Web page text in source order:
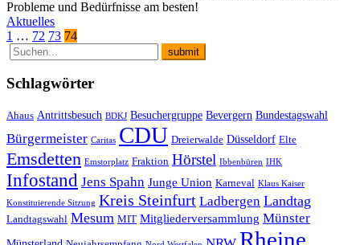
Probleme und Bedürfnisse am besten!
Aktuelles
Seitennummerierung
der
Beiträge
1 … 72 73 74
Schlagwörter
Ahaus Antrittsbesuch BDKJ Besuchergruppe Bevergern Bundestagswahl
Bürgermeister Caritas CDU Dreierwalde Düsseldorf Elte
Emsdetten Emstorplatz Fraktion Hörstel Ibbenbüren IHK
Infostand Jens Spahn Junge Union Karneval Klaus Kaiser
Konstituierende Sitzung Kreis Steinfurt Ladbergen Landtag
Landtagswahl Mesum MIT Mitgliederversammlung Münster
Rheine